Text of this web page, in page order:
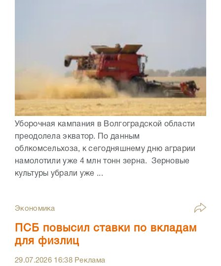
Уборочная кампания в Волгоградской области
преодолела экватор. По данным
облкомсельхоза, к сегодняшнему дню аграрии
намолотили уже 4 млн тонн зерна. Зерновые
культуры убрали уже ...
Экономика
ПСБ повысил ставки по вкладам
для физлиц
29.07.2026 16:38Реклама